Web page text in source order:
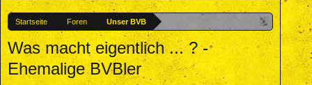
Startseite Foren Unser BVB
Was macht eigentlich ... ? -
Ehemalige BVBler